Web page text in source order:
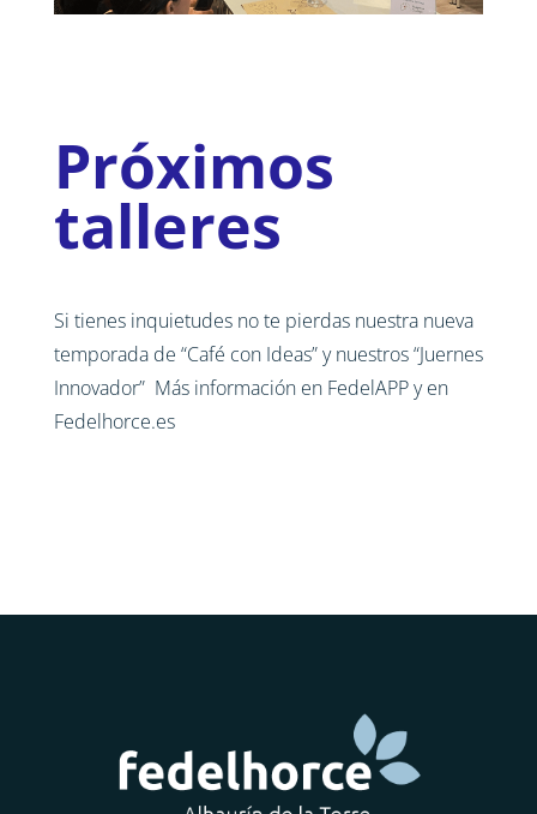
Próximos
talleres
Si tienes inquietudes no te pierdas nuestra nueva
temporada de “Café con Ideas” y nuestros “Juernes
Innovador” Más información en FedelAPP y en
Fedelhorce.es